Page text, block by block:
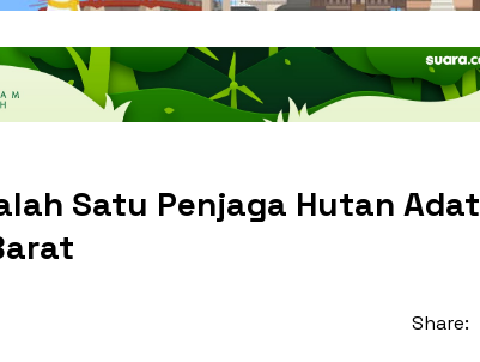
Satu Penjaga Hutan Adat
Share: